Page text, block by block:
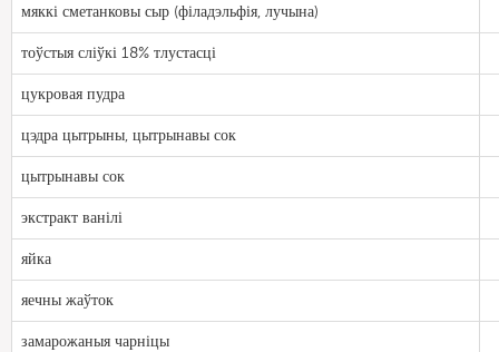
мяккі сметанковы сыр (філадэльфія, лучына)
тоўстыя сліўкі 18% тлустасці
цукровая пудра
цэдра цытрыны, цытрынавы сок
цытрынавы сок
экстракт ванілі
яйка
яечны жаўток
замарожаныя чарніцы